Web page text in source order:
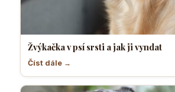
Žvýkačka v psí srsti a jak ji vyndat
Číst dále →